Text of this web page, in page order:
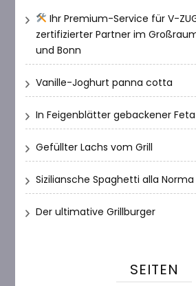
Ihr Premium-Service für V-
zertifizierter Partner im
und Bonn
Vanille-Joghurt panna cotta
In Feigenblätter gebackener Feta
Gefüllter Lachs vom Grill
Siziliansche Spaghetti alla Norma
Der ultimative Grillburger
SEITEN